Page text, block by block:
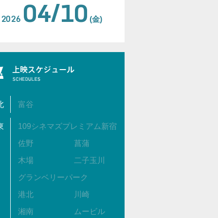
2026 04/10 (金)
富谷
109シネマズプレミアム新宿
佐野 菖蒲
木場 二子玉川
グランベリーパーク
港北 川崎
湘南 ムービル